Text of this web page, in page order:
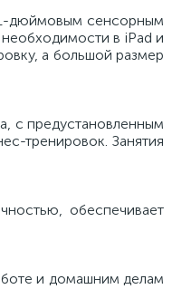
дюймовым сенсорным
в iPad и
а большой размер
с предустановленным
тренировок. Занятия
обеспечивает
и домашним делам